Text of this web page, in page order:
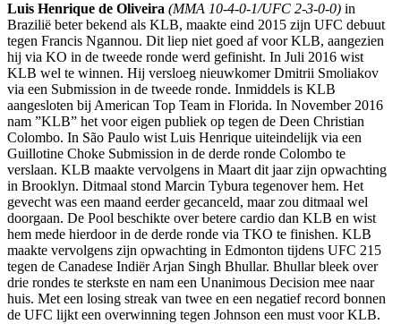
Luis Henrique de Oliveira (MMA 10-4-0-1/UFC 2-3-0-0) in
Brazilië beter bekend als KLB, maakte eind 2015 zijn UFC debuut
tegen Francis Ngannou. Dit liep niet goed af voor KLB, aangezien
hij via KO in de tweede ronde werd gefinisht. In Juli 2016 wist
KLB wel te winnen. Hij versloeg nieuwkomer Dmitrii Smoliakov
via een Submission in de tweede ronde. Inmiddels is KLB
aangesloten bij American Top Team in Florida. In November 2016
nam ”KLB” het voor eigen publiek op tegen de Deen Christian
Colombo. In São Paulo wist Luis Henrique uiteindelijk via een
Guillotine Choke Submission in de derde ronde Colombo te
verslaan. KLB maakte vervolgens in Maart dit jaar zijn opwachting
in Brooklyn. Ditmaal stond Marcin Tybura tegenover hem. Het
gevecht was een maand eerder gecanceld, maar zou ditmaal wel
doorgaan. De Pool beschikte over betere cardio dan KLB en wist
hem mede hierdoor in de derde ronde via TKO te finishen. KLB
maakte vervolgens zijn opwachting in Edmonton tijdens UFC 215
tegen de Canadese Indiër Arjan Singh Bhullar. Bhullar bleek over
drie rondes te sterkste en nam een Unanimous Decision mee naar
huis. Met een losing streak van twee en een negatief record bonnen
de UFC lijkt een overwinning tegen Johnson een must voor KLB.